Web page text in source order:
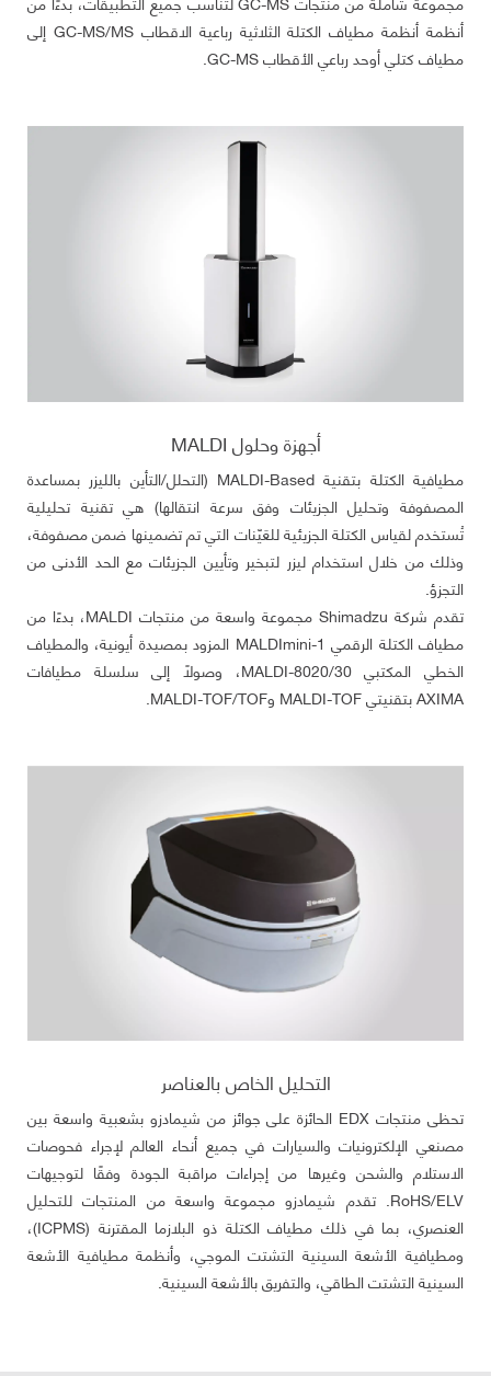
أنظمة أنظمة مطياف الكتلة الثلاثية رباعية الاقطاب GC-MS/MS إلى
مطياف كتلي أوحد رباعي الأقطاب GC-MS.
أجهزة وحلول MALDI
مطيافية الكتلة بتقنية MALDI-Based (التحلل/التأين بالليزر بمساعدة
المصفوفة وتحليل الجزيئات وفق سرعة انتقالها) هي تقنية تحليلية
تُستخدم لقياس الكتلة الجزيئية للعَيّنات التي تم تضمينها ضمن مصفوفة،
وذلك من خلال استخدام ليزر لتبخير وتأيين الجزيئات مع الحد الأدنى من
التجزؤ.
تقدم شركة Shimadzu مجموعة واسعة من منتجات MALDI، بدءًا من
مطياف الكتلة الرقمي MALDImini-1 المزود بمصيدة أيونية، والمطياف
الخطي المكتبي MALDI-8020/30، وصولًا إلى سلسلة مطيافات
AXIMA بتقنيتي MALDI-TOF وMALDI-TOF/TOF.
التحليل الخاص بالعناصر
تحظى منتجات EDX الحائزة على جوائز من شيمادزو بشعبية واسعة بين
مصنعي الإلكترونيات والسيارات في جميع أنحاء العالم لإجراء فحوصات
الاستلام والشحن وغيرها من إجراءات مراقبة الجودة وفقًا لتوجيهات
RoHS/ELV. تقدم شيمادزو مجموعة واسعة من المنتجات للتحليل
العنصري، بما في ذلك مطياف الكتلة ذو البلازما المقترنة (ICPMS)،
ومطيافية الأشعة السينية التشتت الموجي، وأنظمة مطيافية الأشعة
السينية التشتت الطاقي، والتفريق بالأشعة السينية.